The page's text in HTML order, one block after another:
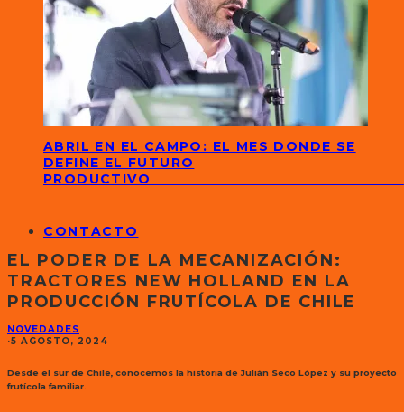
ABRIL EN EL CAMPO: EL MES DONDE SE
DEFINE EL FUTURO
PRODUCTIVO
CONTACTO
EL PODER DE LA MECANIZACIÓN:
TRACTORES NEW HOLLAND EN LA
PRODUCCIÓN FRUTÍCOLA DE CHILE
NOVEDADES
·5 AGOSTO, 2024
Desde el sur de Chile, conocemos la historia de Julián Seco López y su proyecto
frutícola familiar.